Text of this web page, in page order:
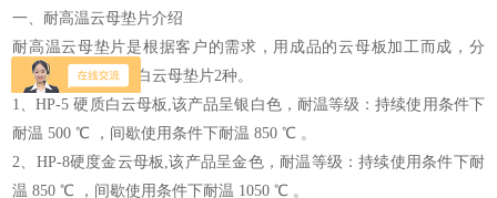
一、耐高温云母垫片介绍
耐高温云母垫片是根据客户的需求，用成品的云母板加工而成，分
为：金云母垫片、白云母垫片2种。
1、HP-5 硬质白云母板,该产品呈银白色，耐温等级：持续使用条件下
耐温 500 ℃ ，间歇使用条件下耐温 850 ℃ 。
2、HP-8硬度金云母板,该产品呈金色，耐温等级：持续使用条件下耐
温 850 ℃ ，间歇使用条件下耐温 1050 ℃ 。